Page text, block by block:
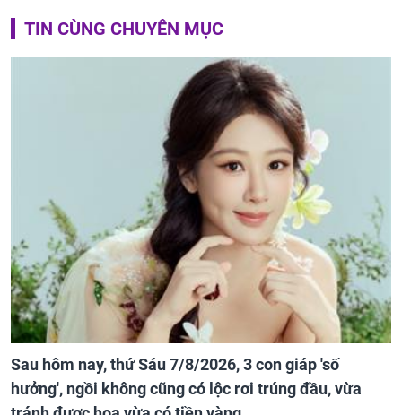
TIN CÙNG CHUYÊN MỤC
Sau hôm nay, thứ Sáu 7/8/2026, 3 con giáp 'số
hưởng', ngồi không cũng có lộc rơi trúng đầu, vừa